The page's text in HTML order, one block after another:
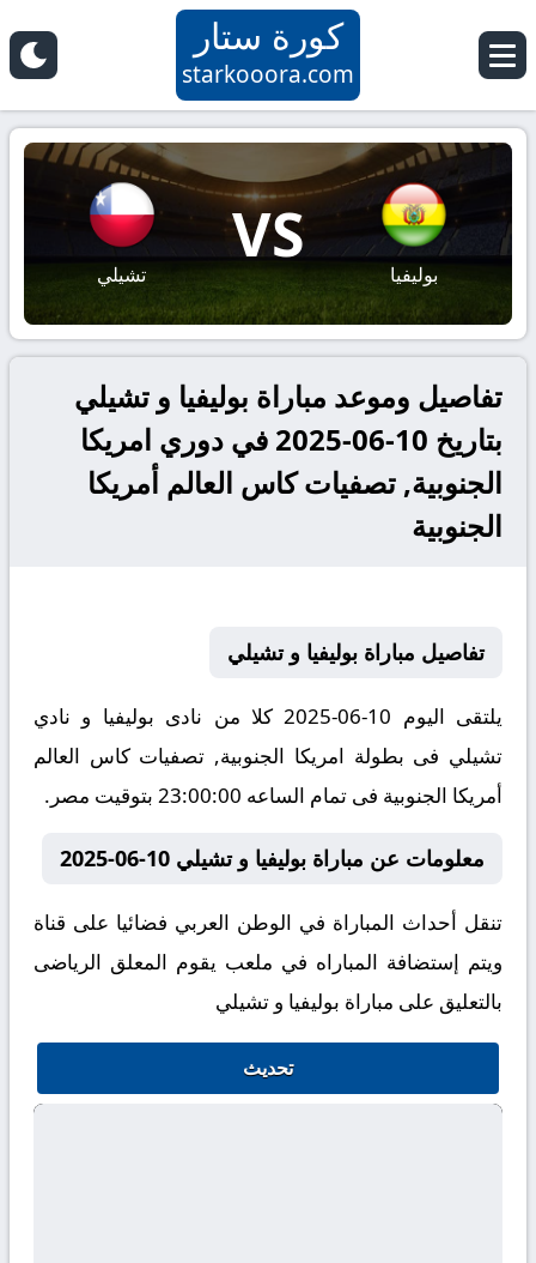
كورة ستار
starkooora.com
بوليفيا
VS
تشيلي
تفاصيل وموعد مباراة بوليفيا و تشيلي
بتاريخ 10-06-2025 في دوري امريكا
الجنوبية, تصفيات كاس العالم أمريكا
الجنوبية
تفاصيل مباراة بوليفيا و تشيلي
يلتقى اليوم 10-06-2025 كلا من نادى بوليفيا و نادي
تشيلي فى بطولة امريكا الجنوبية, تصفيات كاس العالم
أمريكا الجنوبية فى تمام الساعه 23:00:00 بتوقيت مصر.
معلومات عن مباراة بوليفيا و تشيلي 10-06-2025
تنقل أحداث المباراة في الوطن العربي فضائيا على قناة
ويتم إستضافة المباراه في ملعب يقوم المعلق الرياضى
بالتعليق على مباراة بوليفيا و تشيلي
تحديث